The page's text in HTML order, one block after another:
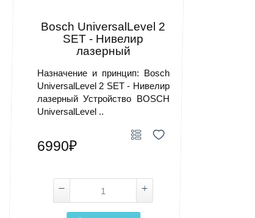
Bosch UniversalLevel 2
SET - Нивелир
лазерный
Назначение и принцип: Bosch
UniversalLevel 2 SET - Нивелир
лазерный Устройство BOSCH
UniversalLevel ..
6990₽